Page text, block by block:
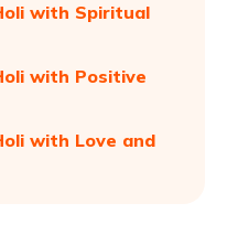
with Spiritual
with Positive
with Love and